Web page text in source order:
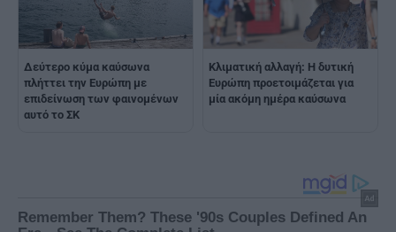
Δεύτερο κύμα καύσωνα
πλήττει την Ευρώπη με
επιδείνωση των φαινομένων
αυτό το ΣΚ
Κλιματική αλλαγή: Η δυτική
Ευρώπη προετοιμάζεται για
μία ακόμη ημέρα καύσωνα